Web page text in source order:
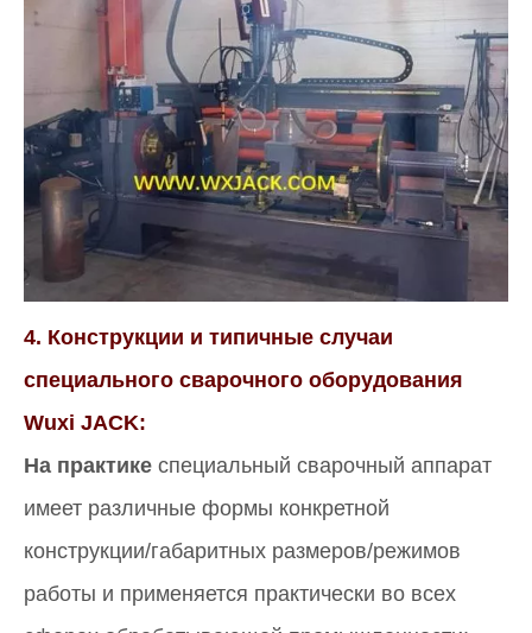
4. Конструкции и типичные случаи
специального сварочного оборудования
Wuxi JACK:
На практике специальный сварочный аппарат
имеет различные формы конкретной
конструкции/габаритных размеров/режимов
работы и применяется практически во всех